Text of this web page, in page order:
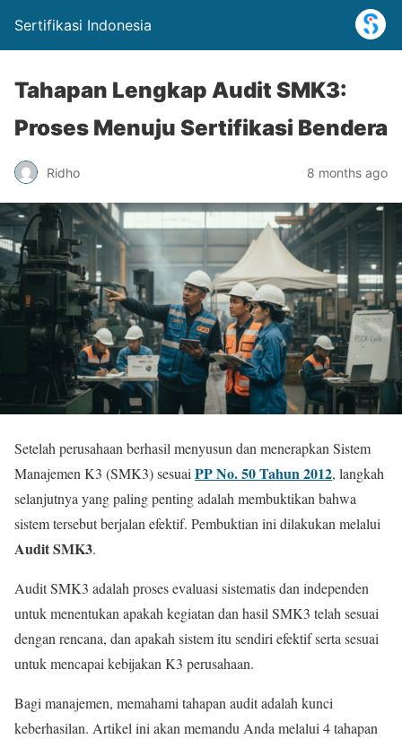
Sertifikasi Indonesia
Tahapan Lengkap Audit SMK3:
Proses Menuju Sertifikasi Bendera
Ridho 8 months ago
Setelah perusahaan berhasil menyusun dan menerapkan Sistem
Manajemen K3 (SMK3) sesuaiPP No. 50 Tahun 2012, langkah
selanjutnya yang paling penting adalah membuktikan bahwa
sistem tersebut berjalan efektif. Pembuktian ini dilakukan melalui
Audit SMK3.
Audit SMK3 adalah proses evaluasi sistematis dan independen
untuk menentukan apakah kegiatan dan hasil SMK3 telah sesuai
dengan rencana, dan apakah sistem itu sendiri efektif serta sesuai
untuk mencapai kebijakan K3 perusahaan.
Bagi manajemen, memahami tahapan audit adalah kunci
keberhasilan. Artikel ini akan memandu Anda melalui 4 tahapan